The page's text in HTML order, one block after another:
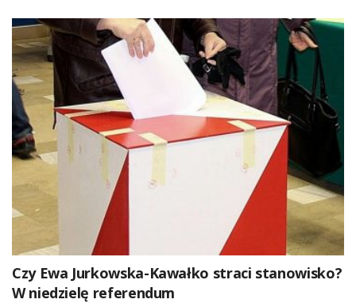
Czy Ewa Jurkowska-Kawałko straci stanowisko?
W niedzielę referendum